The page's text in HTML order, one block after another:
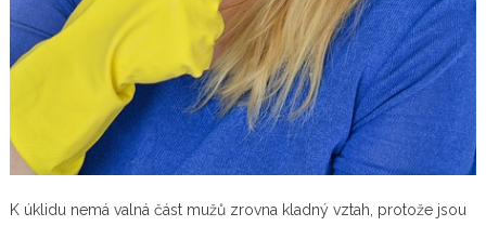
K úklidu nemá valná část mužů zrovna kladný vztah, protože jsou